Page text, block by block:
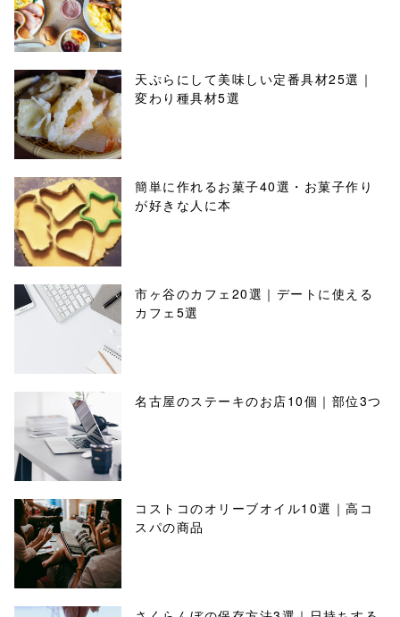
天ぷらにして美味しい定番具材25選｜
変わり種具材5選
簡単に作れるお菓子40選・お菓子作り
が好きな人に本
市ヶ谷のカフェ20選｜デートに使える
カフェ5選
名古屋のステーキのお店10個｜部位3つ
コストコのオリーブオイル10選｜高コ
スパの商品